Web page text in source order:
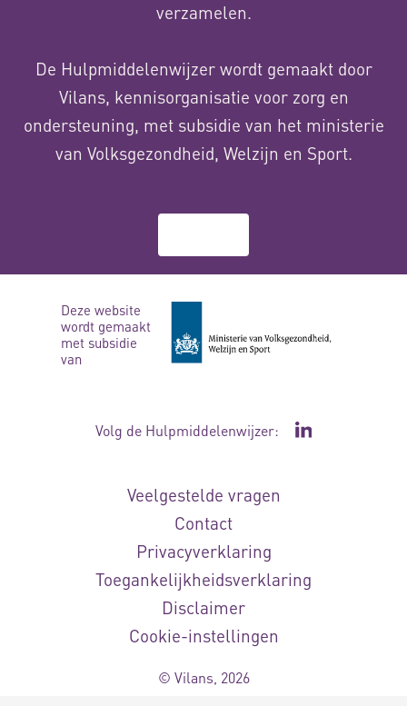
verzamelen.
De Hulpmiddelenwijzer wordt gemaakt door
Vilans, kennisorganisatie voor zorg en
ondersteuning, met subsidie van het ministerie
van Volksgezondheid, Welzijn en Sport.
Deze website
wordt gemaakt
met subsidie
van
Volg de Hulpmiddelenwijzer: Ga naar de
Veelgestelde vragen
Contact
Privacyverklaring
Toegankelijkheidsverklaring
Disclaimer
Cookie-instellingen
© Vilans, 2026